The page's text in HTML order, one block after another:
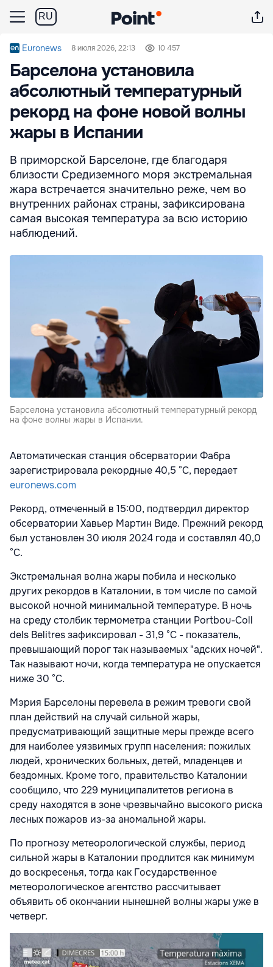
RU
Euronews 8 июля 2026, 22:13 10 457
Барселона установила
абсолютный температурный
рекорд на фоне новой волны
жары в Испании
В приморской Барселоне, где благодаря
близости Средиземного моря экстремальная
жара встречается значительно реже, чем во
внутренних районах страны, зафиксирована
самая высокая температура за всю историю
наблюдений.
Барселона установила абсолютный температурный рекорд
на фоне волны жары в Испании.
Автоматическая станция обсерватории Фабра
зарегистрировала рекордные 40,5 °C, передает
euronews.com
Рекорд, отмеченный в 15:00, подтвердил директор
обсерватории Хавьер Мартин Виде. Прежний рекорд
был установлен 30 июля 2024 года и составлял 40,0
°C.
Экстремальная волна жары побила и несколько
других рекордов в Каталонии, в том числе по самой
высокой ночной минимальной температуре. В ночь
на среду столбик термометра станции Portbou-Coll
dels Belitres зафиксировал - 31,9 °C - показатель,
превышающий порог так называемых "адских ночей".
Так называют ночи, когда температура не опускается
ниже 30 °C.
Мэрия Барселоны перевела в режим тревоги свой
план действий на случай сильной жары,
предусматривающий защитные меры прежде всего
для наиболее уязвимых групп населения: пожилых
людей, хронических больных, детей, младенцев и
бездомных. Кроме того, правительство Каталонии
сообщило, что 229 муниципалитетов региона в
среду находятся в зоне чрезвычайно высокого риска
лесных пожаров из-за аномальной жары.
По прогнозу метеорологической службы, период
сильной жары в Каталонии продлится как минимум
до воскресенья, тогда как Государственное
метеорологическое агентство рассчитывает
объявить об окончании нынешней волны жары уже в
четверг.